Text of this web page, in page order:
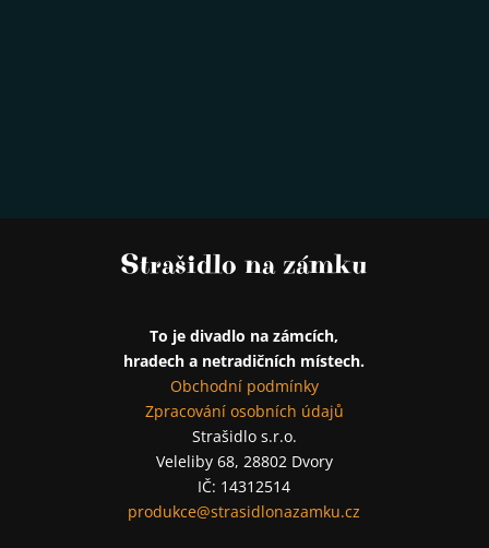
Strašidlo na zámku
To je divadlo na zámcích,
hradech a netradičních místech.
Obchodní podmínky
Zpracování osobních údajů
Strašidlo s.r.o.
Veleliby 68, 28802 Dvory
IČ: 14312514
produkce@strasidlonazamku.cz